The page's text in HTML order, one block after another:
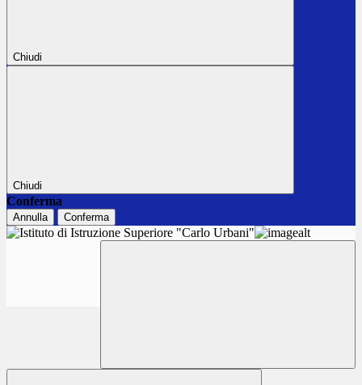
Chiudi
Chiudi
Conferma
Annulla Conferma